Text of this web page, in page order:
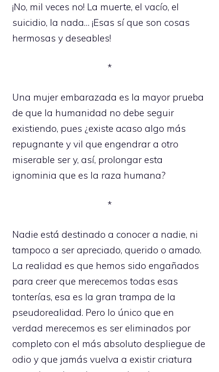
¡No, mil veces no! La muerte, el vacío, el
suicidio, la nada… ¡Esas sí que son cosas
hermosas y deseables!
*
Una mujer embarazada es la mayor prueba
de que la humanidad no debe seguir
existiendo, pues ¿existe acaso algo más
repugnante y vil que engendrar a otro
miserable ser y, así, prolongar esta
ignominia que es la raza humana?
*
Nadie está destinado a conocer a nadie, ni
tampoco a ser apreciado, querido o amado.
La realidad es que hemos sido engañados
para creer que merecemos todas esas
tonterías, esa es la gran trampa de la
pseudorealidad. Pero lo único que en
verdad merecemos es ser eliminados por
completo con el más absoluto despliegue de
odio y que jamás vuelva a existir criatura